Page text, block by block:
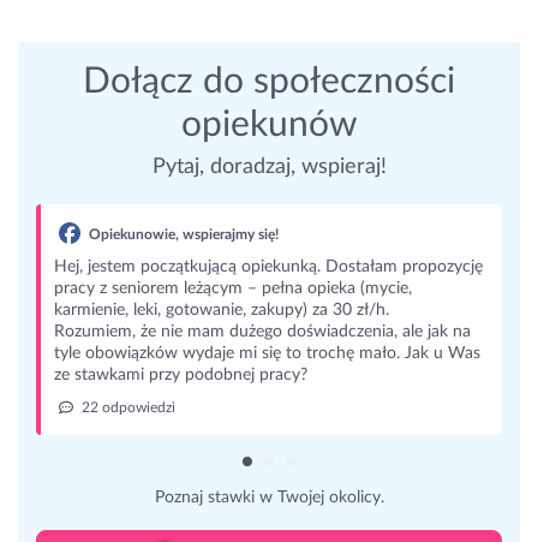
Dołącz do społeczności
opiekunów
Pytaj, doradzaj, wspieraj!
Opiekunowie, wspierajmy się!
Hej, jestem początkującą opiekunką. Dostałam propozycję
pracy z seniorem leżącym – pełna opieka (mycie,
karmienie, leki, gotowanie, zakupy) za 30 zł/h.
Rozumiem, że nie mam dużego doświadczenia, ale jak na
tyle obowiązków wydaje mi się to trochę mało. Jak u Was
ze stawkami przy podobnej pracy?
22 odpowiedzi
Poznaj stawki w Twojej okolicy.